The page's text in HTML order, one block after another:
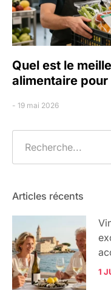
Quel est le
alimentaire
19 mai 2026
Articles récents
1